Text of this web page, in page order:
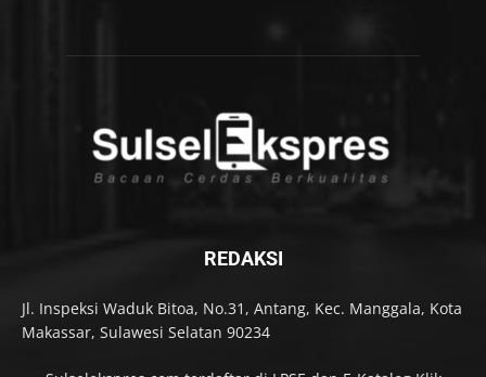
REDAKSI
Jl. Inspeksi Waduk Bitoa, No.31, Antang, Kec. Manggala, Kota
Makassar, Sulawesi Selatan 90234